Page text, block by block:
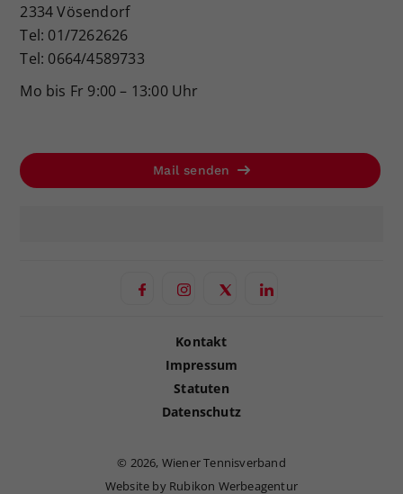
2334 Vösendorf
Tel: 01/7262626
Tel: 0664/4589733
Mo bis Fr 9:00 – 13:00 Uhr
Mail senden
Kontakt
Impressum
Statuten
Datenschutz
© 2026, Wiener Tennisverband
Website by Rubikon Werbeagentur